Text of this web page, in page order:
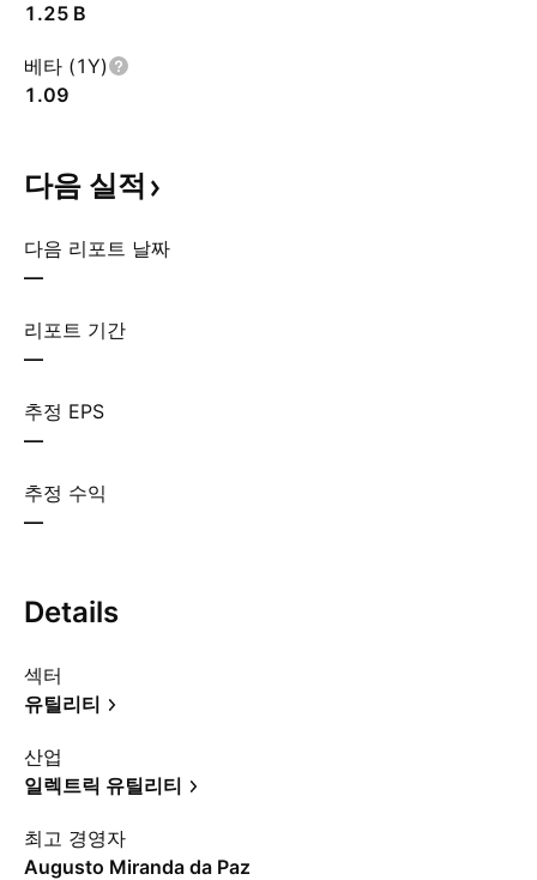
‪1.25 B‬
베타 (1Y)
1.09
다음 실적
다음 리포트 날짜
—
리포트 기간
—
추정 EPS
—
추정 수익
—
Details
섹터
유틸리티
산업
일렉트릭 유틸리티
최고 경영자
Augusto Miranda da Paz